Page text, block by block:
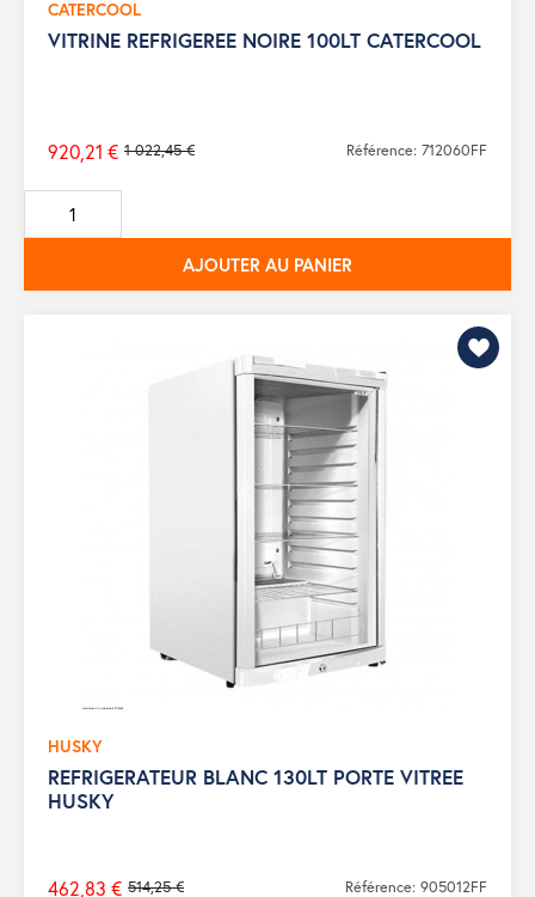
CATERCOOL
VITRINE REFRIGEREE NOIRE 100LT CATERCOOL
Prix
de
base
1 022,45 €
920,21 € Référence: 712060FF
AJOUTER AU PANIER
HUSKY
REFRIGERATEUR BLANC 130LT PORTE VITREE
HUSKY
514,25 €
462,83 € Référence: 905012FF